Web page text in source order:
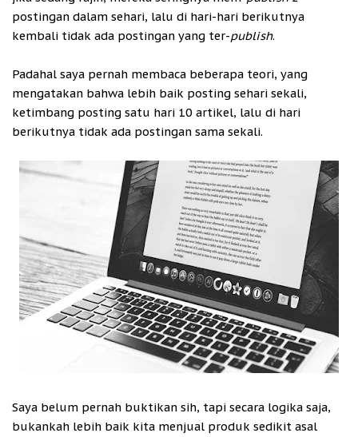
postingan dalam sehari, lalu di hari-hari berikutnya
kembali tidak ada postingan yang ter-publish.
Padahal saya pernah membaca beberapa teori, yang
mengatakan bahwa lebih baik posting sehari sekali,
ketimbang posting satu hari 10 artikel, lalu di hari
berikutnya tidak ada postingan sama sekali.
Saya belum pernah buktikan sih, tapi secara logika saja,
bukankah lebih baik kita menjual produk sedikit asal